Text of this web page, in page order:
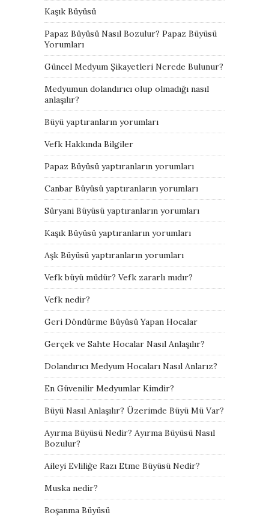
Kaşık Büyüsü
Papaz Büyüsü Nasıl Bozulur? Papaz Büyüsü
Yorumları
Güncel Medyum Şikayetleri Nerede Bulunur?
Medyumun dolandırıcı olup olmadığı nasıl
anlaşılır?
Büyü yaptıranların yorumları
Vefk Hakkında Bilgiler
Papaz Büyüsü yaptıranların yorumları
Canbar Büyüsü yaptıranların yorumları
Süryani Büyüsü yaptıranların yorumları
Kaşık Büyüsü yaptıranların yorumları
Aşk Büyüsü yaptıranların yorumları
Vefk büyü müdür? Vefk zararlı mıdır?
Vefk nedir?
Geri Döndürme Büyüsü Yapan Hocalar
Gerçek ve Sahte Hocalar Nasıl Anlaşılır?
Dolandırıcı Medyum Hocaları Nasıl Anlarız?
En Güvenilir Medyumlar Kimdir?
Büyü Nasıl Anlaşılır? Üzerimde Büyü Mü Var?
Ayırma Büyüsü Nedir? Ayırma Büyüsü Nasıl
Bozulur?
Aileyi Evliliğe Razı Etme Büyüsü Nedir?
Muska nedir?
Boşanma Büyüsü